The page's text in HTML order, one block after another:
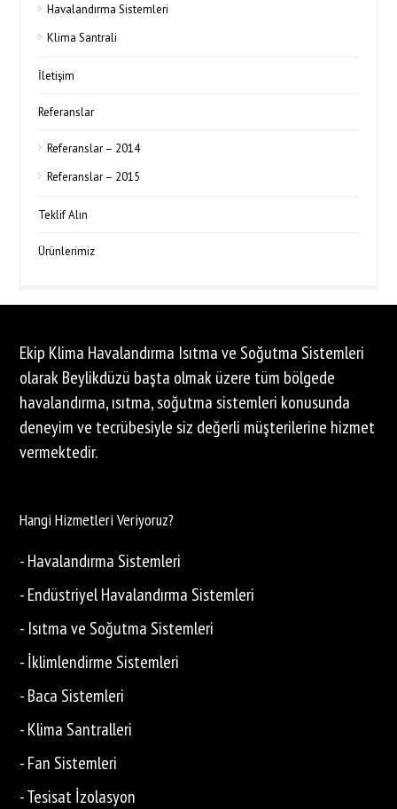
Havalandırma Sistemleri
Klima Santrali
İletişim
Referanslar
Referanslar – 2014
Referanslar – 2015
Teklif Alın
Ürünlerimiz
Ekip Klima Havalandırma Isıtma ve Soğutma Sistemleri
olarak Beylikdüzü başta olmak üzere tüm bölgede
havalandırma, ısıtma, soğutma sistemleri konusunda
deneyim ve tecrübesiyle siz değerli müşterilerine hizmet
vermektedir.
Hangi Hizmetleri Veriyoruz?
- Havalandırma Sistemleri
- Endüstriyel Havalandırma Sistemleri
- Isıtma ve Soğutma Sistemleri
- İklimlendirme Sistemleri
- Baca Sistemleri
- Klima Santralleri
- Fan Sistemleri
- Tesisat İzolasyon